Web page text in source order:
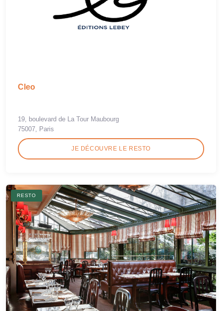
Cleo
19, boulevard de La Tour Maubourg
75007, Paris
JE DÉCOUVRE LE RESTO
RESTO